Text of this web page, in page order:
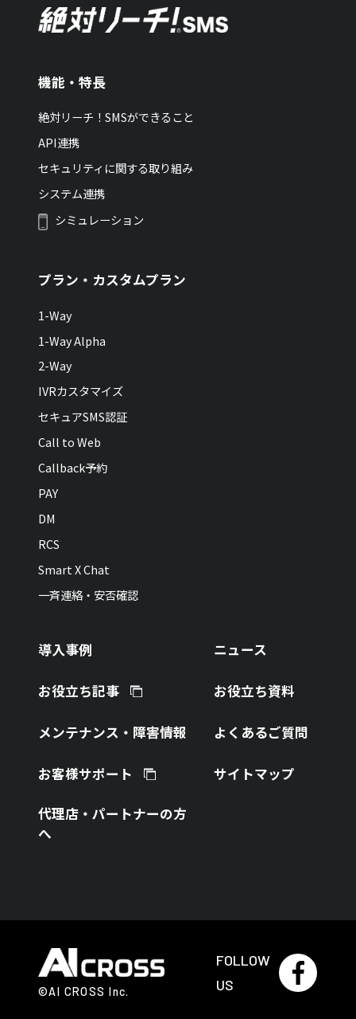
機能・特長
絶対リーチ！SMSができること
API連携
セキュリティに関する取り組み
システム連携
シミュレーション
プラン・カスタムプラン
1-Way
1-Way Alpha
2-Way
IVRカスタマイズ
セキュアSMS認証
Call to Web
Callback予約
PAY
DM
RCS
Smart X Chat
一斉連絡・安否確認
導入事例 ニュース
お役立ち記事 お役立ち資料
メンテナンス・障害情報 よくあるご質問
お客様サポート サイトマップ
代理店・パートナーの方
へ
©AI CROSS Inc.
FOLLOW
US